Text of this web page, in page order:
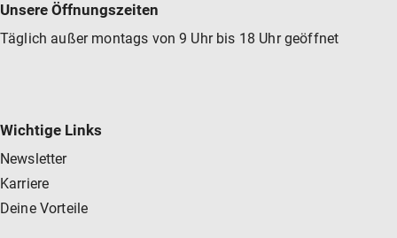
Unsere Öffnungszeiten
Täglich außer montags von 9 Uhr bis 18 Uhr geöffnet
Wichtige Links
Newsletter
Karriere
Deine Vorteile